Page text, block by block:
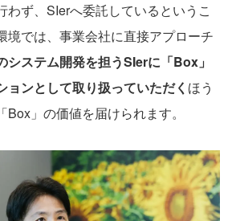
わず、SIerへ委託しているというこ
境では、事業会社に直接アプローチ
システム開発を担うSIerに「Box」
ョンとして取り扱っていただく ほう
」の価値を届けられます。